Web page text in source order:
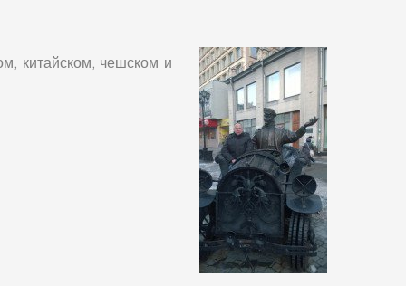
китайском, чешском и